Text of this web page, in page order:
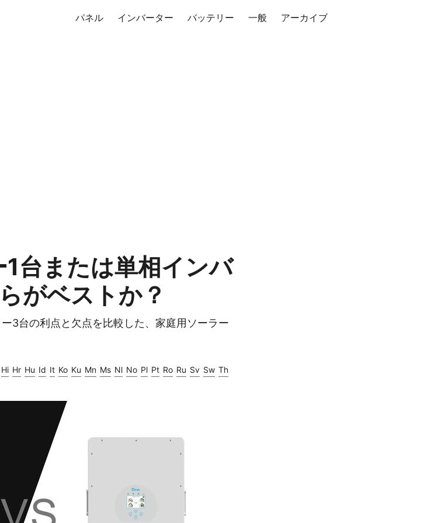
パネル インバーター バッテリー 一般 アーカイブ
台または単相インバ
がベストか？
3台の利点と欠点を比較した、家庭用ソーラー
Hi Hr Hu Id It Ko Ku Mn Ms Nl No Pl Pt Ro Ru Sv Sw Th